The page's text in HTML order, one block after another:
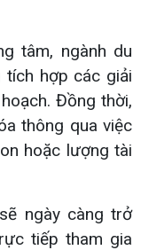
tâm, ngành du
hợp các giải
Đồng thời,
thông qua việc
hoặc lượng tài
ngày càng trở
tiếp tham gia